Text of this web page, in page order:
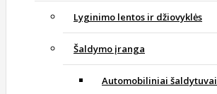
Lyginimo lentos ir džiovyklės
Šaldymo įranga
Automobiliniai šaldytuvai